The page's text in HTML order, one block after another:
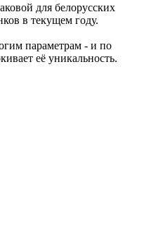
для белорусских
в текущем году.
параметрам - и по
её уникальность.